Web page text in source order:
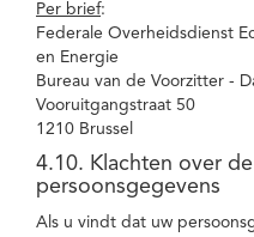
Per brief:
Federale Overheidsdienst
en Energie
Bureau van de Voorzitter -
Vooruitgangstraat 50
1210 Brussel
4.10. Klachten over
persoonsgegevens
Als u vindt dat uw